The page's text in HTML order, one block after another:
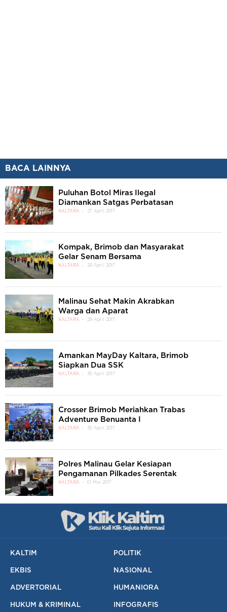
BACA LAINNYA
Puluhan Botol Miras Ilegal
Diamankan Satgas Perbatasan
KALTARA 27 April 2017
Kompak, Brimob dan Masyarakat
Gelar Senam Bersama
KALTARA 29 April 2017
Malinau Sehat Makin Akrabkan
Warga dan Aparat
KALTARA 29 April 2017
Amankan MayDay Kaltara, Brimob
Siapkan Dua SSK
KALTARA 30 April 2017
Crosser Brimob Meriahkan Trabas
Adventure Benuanta I
KALTARA 30 April 2017
Polres Malinau Gelar Kesiapan
Pengamanan Pilkades Serentak
KALTARA 01 Mei 2017
KALTIM POLITIK
EKBIS NASIONAL
ADVERTORIAL HUMANIORA
HUKUM & KRIMINAL INFOGRAFIS